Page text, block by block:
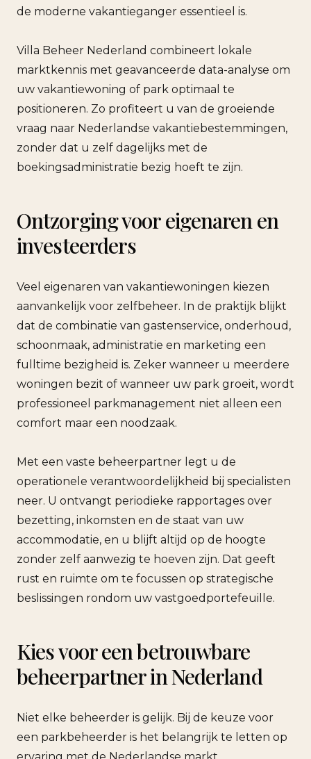
de moderne vakantieganger essentieel is.
Villa Beheer Nederland combineert lokale
marktkennis met geavanceerde data-analyse om
uw vakantiewoning of park optimaal te
positioneren. Zo profiteert u van de groeiende
vraag naar Nederlandse vakantiebestemmingen,
zonder dat u zelf dagelijks met de
boekingsadministratie bezig hoeft te zijn.
Ontzorging voor eigenaren en
investeerders
Veel eigenaren van vakantiewoningen kiezen
aanvankelijk voor zelfbeheer. In de praktijk blijkt
dat de combinatie van gastenservice, onderhoud,
schoonmaak, administratie en marketing een
fulltime bezigheid is. Zeker wanneer u meerdere
woningen bezit of wanneer uw park groeit, wordt
professioneel parkmanagement niet alleen een
comfort maar een noodzaak.
Met een vaste beheerpartner legt u de
operationele verantwoordelijkheid bij specialisten
neer. U ontvangt periodieke rapportages over
bezetting, inkomsten en de staat van uw
accommodatie, en u blijft altijd op de hoogte
zonder zelf aanwezig te hoeven zijn. Dat geeft
rust en ruimte om te focussen op strategische
beslissingen rondom uw vastgoedportefeuille.
Kies voor een betrouwbare
beheerpartner in Nederland
Niet elke beheerder is gelijk. Bij de keuze voor
een parkbeheerder is het belangrijk te letten op